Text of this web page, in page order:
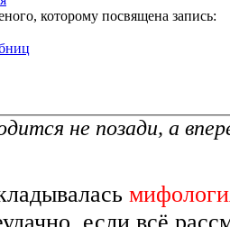
которому посвящена запись:
не позади, а